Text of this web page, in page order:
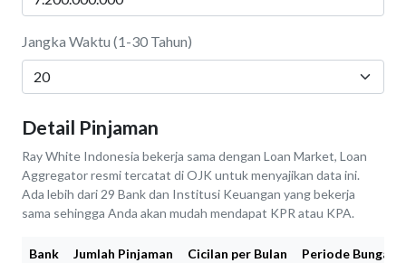
Jangka Waktu (1-30 Tahun)
Detail Pinjaman
Ray White Indonesia bekerja sama dengan Loan Market, Loan
Aggregator resmi tercatat di OJK untuk menyajikan data ini.
Ada lebih dari 29 Bank dan Institusi Keuangan yang bekerja
sama sehingga Anda akan mudah mendapat KPR atau KPA.
Bank Jumlah Pinjaman Cicilan per Bulan Periode Bunga